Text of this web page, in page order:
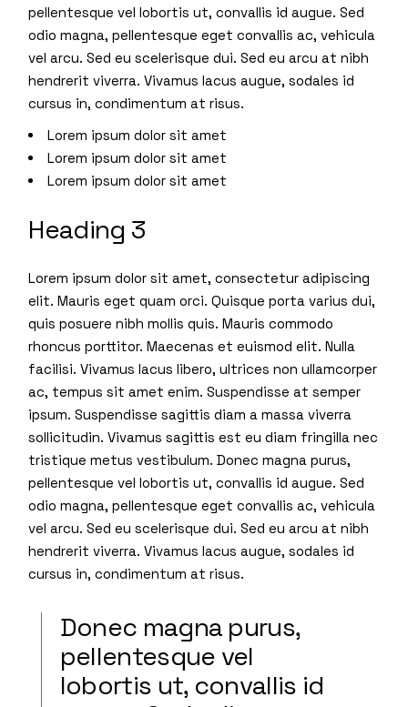
pellentesque vel lobortis ut, convallis id augue. Sed
odio magna, pellentesque eget convallis ac, vehicula
vel arcu. Sed eu scelerisque dui. Sed eu arcu at nibh
hendrerit viverra. Vivamus lacus augue, sodales id
cursus in, condimentum at risus.
Lorem ipsum dolor sit amet
Lorem ipsum dolor sit amet
Lorem ipsum dolor sit amet
Heading 3
Lorem ipsum dolor sit amet, consectetur adipiscing
elit. Mauris eget quam orci. Quisque porta varius dui,
quis posuere nibh mollis quis. Mauris commodo
rhoncus porttitor. Maecenas et euismod elit. Nulla
facilisi. Vivamus lacus libero, ultrices non ullamcorper
ac, tempus sit amet enim. Suspendisse at semper
ipsum. Suspendisse sagittis diam a massa viverra
sollicitudin. Vivamus sagittis est eu diam fringilla nec
tristique metus vestibulum. Donec magna purus,
pellentesque vel lobortis ut, convallis id augue. Sed
odio magna, pellentesque eget convallis ac, vehicula
vel arcu. Sed eu scelerisque dui. Sed eu arcu at nibh
hendrerit viverra. Vivamus lacus augue, sodales id
cursus in, condimentum at risus.
Donec magna purus,
pellentesque vel
lobortis ut, convallis id